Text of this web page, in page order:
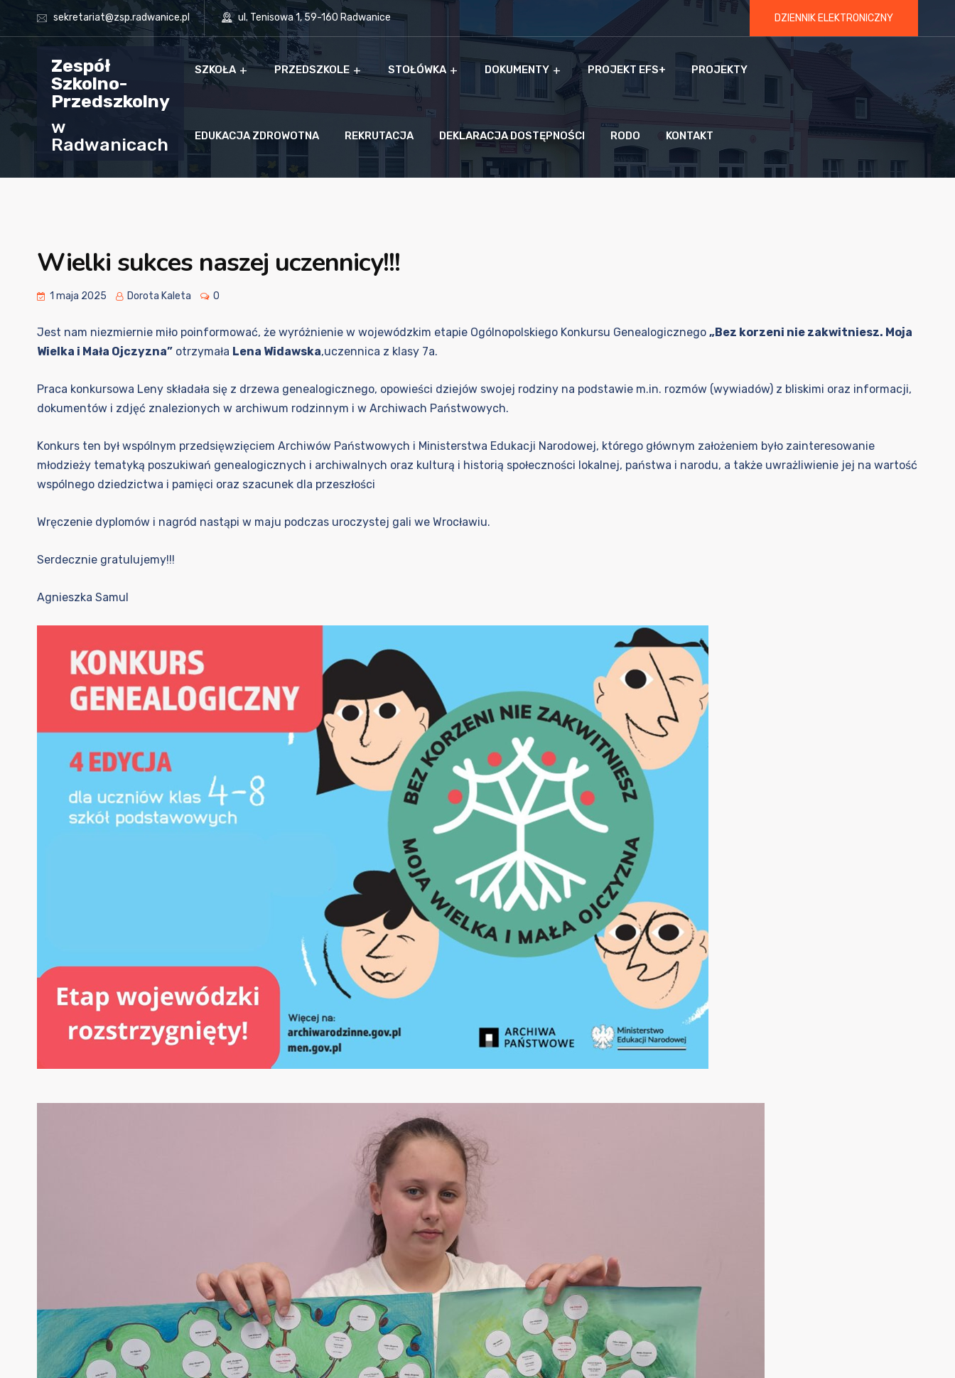
sekretariat@zsp.radwanice.pl ul. Tenisowa 1, 59-160 Radwanice DZIENNIK ELEKTRONICZNY
Zespół
Szkolno-
Przedszkolny
w
Radwanicach
SZKOŁA PRZEDSZKOLE STOŁÓWKA DOKUMENTY PROJEKT EFS+ PROJEKTY
EDUKACJA ZDROWOTNA REKRUTACJA DEKLARACJA DOSTĘPNOŚCI RODO KONTAKT
Wielki sukces naszej uczennicy!!!
1 maja 2025 Dorota Kaleta 0
Jest nam niezmiernie miło poinformować, że wyróżnienie w wojewódzkim etapie Ogólnopolskiego Konkursu Genealogicznego „Bez korzeni nie zakwitniesz. Moja
Wielka i Mała Ojczyzna” otrzymała Lena Widawska,uczennica z klasy 7a.
Praca konkursowa Leny składała się z drzewa genealogicznego, opowieści dziejów swojej rodziny na podstawie m.in. rozmów (wywiadów) z bliskimi oraz informacji,
dokumentów i zdjęć znalezionych w archiwum rodzinnym i w Archiwach Państwowych.
Konkurs ten był wspólnym przedsięwzięciem Archiwów Państwowych i Ministerstwa Edukacji Narodowej, którego głównym założeniem było zainteresowanie
młodzieży tematyką poszukiwań genealogicznych i archiwalnych oraz kulturą i historią społeczności lokalnej, państwa i narodu, a także uwrażliwienie jej na wartość
wspólnego dziedzictwa i pamięci oraz szacunek dla przeszłości
Wręczenie dyplomów i nagród nastąpi w maju podczas uroczystej gali we Wrocławiu.
Serdecznie gratulujemy!!!
Agnieszka Samul